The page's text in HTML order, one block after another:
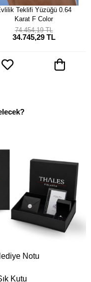
Teklifi Yüzüğü 0.64
Karat F Color
34.745,29 TL
74.454,19 TL
Notu
Kutu